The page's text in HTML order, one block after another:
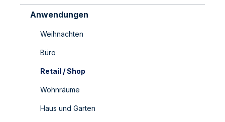
Anwendungen
Weihnachten
Büro
Retail / Shop
Wohnräume
Haus und Garten